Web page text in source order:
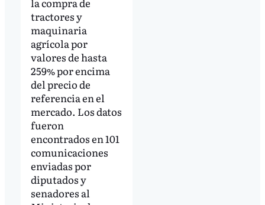
tractores y
maquinaria
agrícola por
valores de hasta
259% por encima
del precio de
referencia en el
mercado. Los datos
fueron
encontrados en 101
comunicaciones
enviadas por
diputados y
senadores al